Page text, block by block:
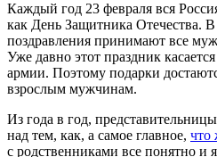
Каждый год 23 февраля вся
как День Защитника Отечества.
поздравления принимают все
Уже давно этот праздник
армии. Поэтому подарки
взрослым мужчинам.
Из года в год,
над тем, как, а самое главное, что
с родственниками все понятно и